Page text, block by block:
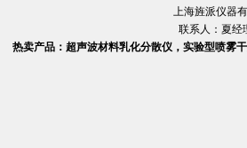
上海旌派仪器
联系人：夏
热卖产品：超声波材料乳化分散仪，实验型喷雾